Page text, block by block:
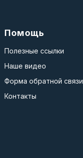
Помощь
Полезные ссылки
Наше видео
Форма обратной связи
Контакты